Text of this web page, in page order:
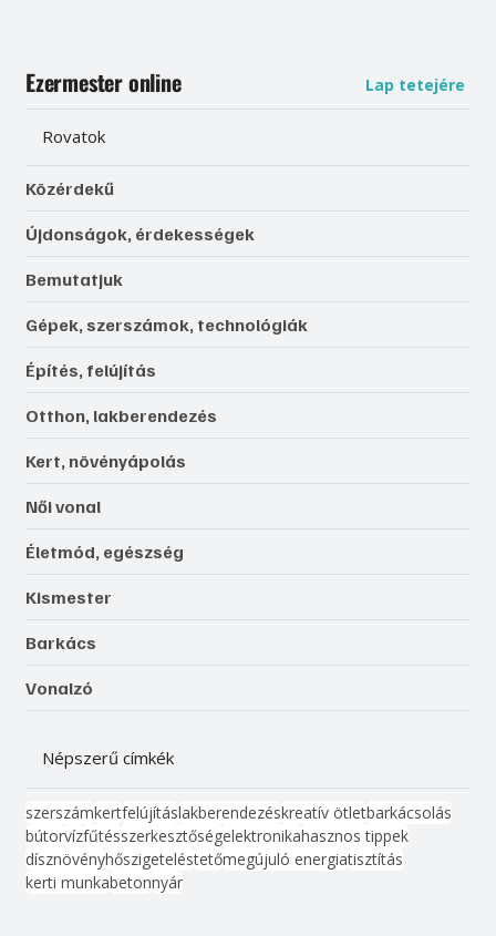
Ezermester online Lap tetejére
Rovatok
Közérdekű
Újdonságok, érdekességek
Bemutatjuk
Gépek, szerszámok, technológiák
Építés, felújítás
Otthon, lakberendezés
Kert, növényápolás
Női vonal
Életmód, egészség
Kismester
Barkács
Vonalzó
Népszerű címkék
szerszámkertfelújításlakberendezéskreatív ötletbarkácsolás
bútorvízfűtésszerkesztőségelektronikahasznos tippek
dísznövényhőszigeteléstetőmegújuló energiatisztítás
kerti munkabetonnyár